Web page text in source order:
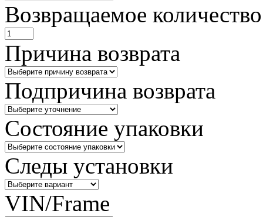
Возвращаемое количество
Причина возврата
Подпричина возврата
Состояние упаковки
Следы установки
VIN/Frame